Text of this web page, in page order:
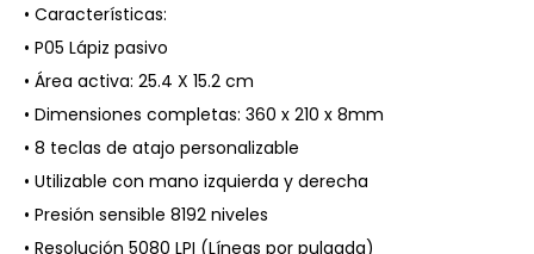
• Características:
• P05 Lápiz pasivo
• Área activa: 25.4 X 15.2 cm
• Dimensiones completas: 360 x 210 x 8mm
• 8 teclas de atajo personalizable
• Utilizable con mano izquierda y derecha
• Presión sensible 8192 niveles
• Resolución 5080 LPI (Líneas por pulgada)